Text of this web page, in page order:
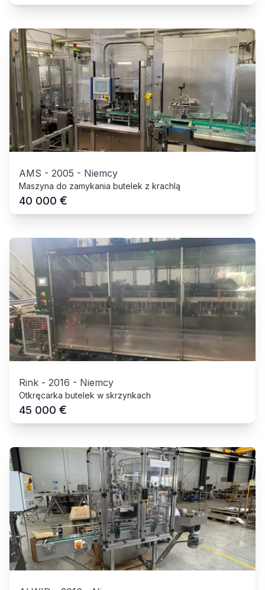
AMS - 2005 - Niemcy
Maszyna do zamykania butelek z krachlą
40 000 €
Rink - 2016 - Niemcy
Otkręcarka butelek w skrzynkach
45 000 €